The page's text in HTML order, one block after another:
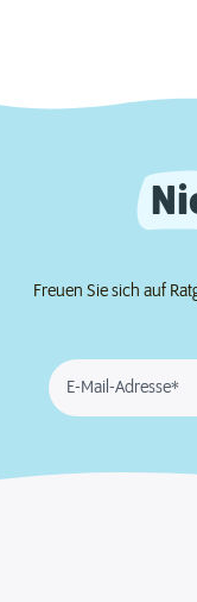
Freuen Sie sich auf
E-Mail-Adresse*